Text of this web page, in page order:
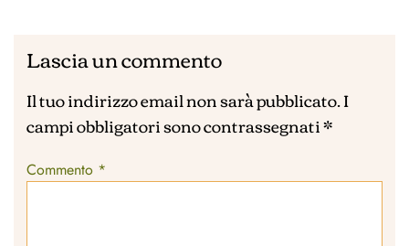
Lascia un commento
Il tuo indirizzo email non sarà pubblicato.I
campi obbligatori sono contrassegnati*
Commento *